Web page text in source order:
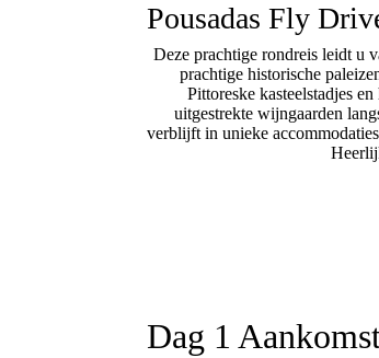
Pousadas Fly
Deze prachtige rondreis leidt u
prachtige historische
Pittoreske kasteelstadjes
uitgestrekte wijngaarden
verblijft in unieke
Dag 1